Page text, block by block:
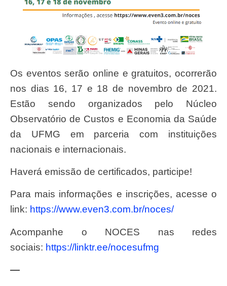
Os eventos serão online e gratuitos, ocorrerão
nos dias 16, 17 e 18 de novembro de 2021.
Estão sendo organizados pelo Núcleo
Observatório de Custos e Economia da Saúde
da UFMG em parceria com instituições
nacionais e internacionais.
Haverá emissão de certificados, participe!
Para mais informações e inscrições, acesse o
link: https://www.even3.com.br/noces/
Acompanhe o NOCES nas redes
sociais: https://linktr.ee/nocesufmg
—